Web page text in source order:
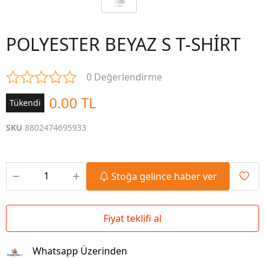
POLYESTER BEYAZ S T-SHİRT
0 Değerlendirme
Tükendi 0.00 TL
SKU 8802474695933
Stoğa gelince haber ver
Fiyat teklifi al
Whatsapp Üzerinden